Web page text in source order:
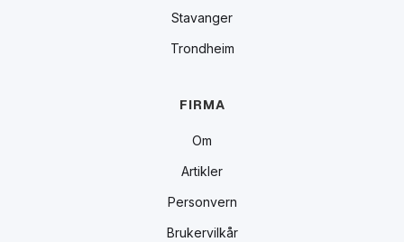
Stavanger
Trondheim
FIRMA
Om
Artikler
Personvern
Brukervilkår